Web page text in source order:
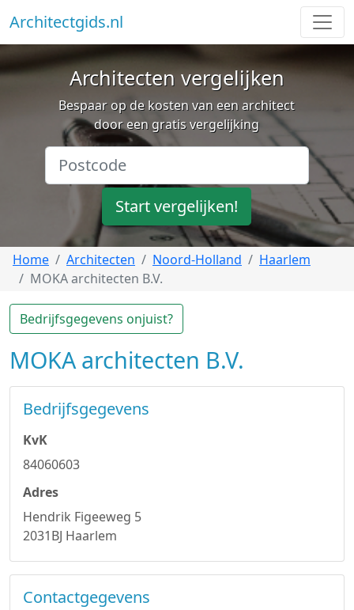
Architectgids.nl
Architecten vergelijken
Bespaar op de kosten van een architect
door een gratis vergelijking
Start vergelijken!
Home Architecten Noord-Holland
Haarlem
MOKA architecten B.V.
Bedrijfsgegevens onjuist?
MOKA architecten B.V.
Bedrijfsgegevens
KvK
84060603
Adres
Hendrik Figeeweg 5
2031BJ Haarlem
Contactgegevens